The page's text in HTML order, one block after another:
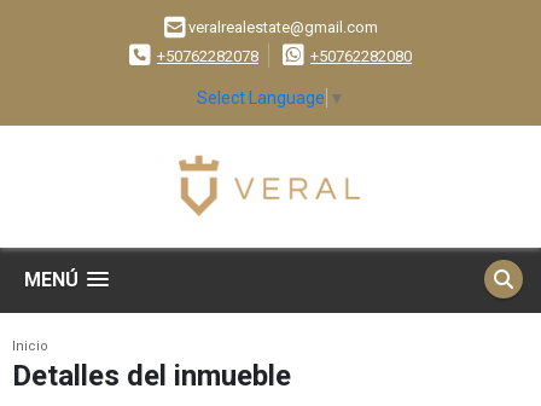
veralrealestate@gmail.com
+50762282078
+50762282080
Select Language ▼
MENÚ
Inicio
Detalles del inmueble